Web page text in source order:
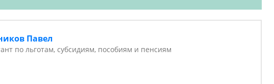
Павел
по льготам, субсидиям, пособиям и пенсиям